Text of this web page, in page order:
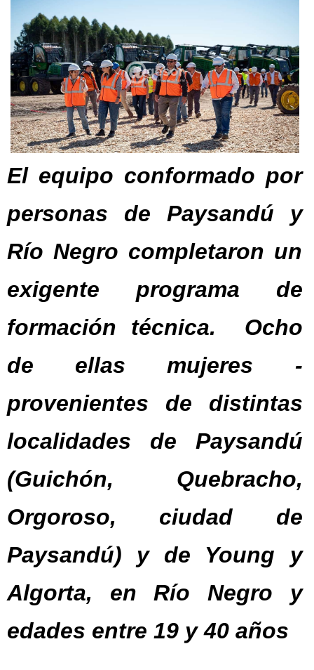
El equipo conformado por
personas de Paysandú y
Río Negro completaron un
exigente programa de
formación técnica. Ocho
de ellas mujeres -
provenientes de distintas
localidades de Paysandú
(Guichón, Quebracho,
Orgoroso, ciudad de
Paysandú) y de Young y
Algorta, en Río Negro y
edades entre 19 y 40 años